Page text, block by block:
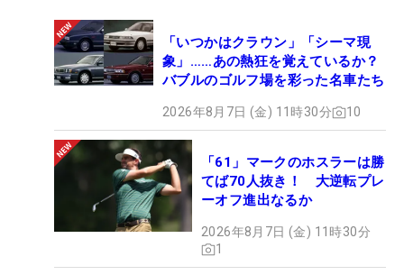
「いつかはクラウン」「シーマ現
象」……あの熱狂を覚えているか？
バブルのゴルフ場を彩った名車たち
2026年8月7日 (金) 11時30分 10
「61」マークのホスラーは勝
てば70人抜き！ 大逆転プレ
ーオフ進出なるか
2026年8月7日 (金) 11時30分
1